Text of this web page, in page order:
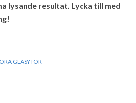
lysande resultat. Lycka till med
GLASYTOR